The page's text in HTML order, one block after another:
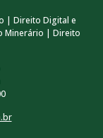
| Direito Digital e
Minerário | Direito